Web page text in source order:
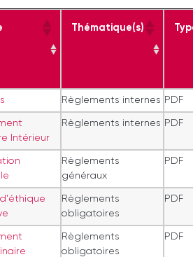
Thématique(s)
Règlements internes PDF
Intérieur
Règlements internes PDF
Règlements
généraux
PDF
Règlements
obligatoires
PDF
Règlements
obligatoires
PDF